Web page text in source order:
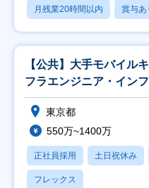
月残業20時間以内 賞与あ
【公共】大手モバイル
フラエンジニア・イン
東京都
550万~1400万
正社員採用 土日祝休み
フレックス